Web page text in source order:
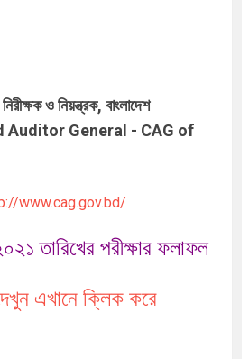
ও নিয়ন্ত্রক, বাংলাদেশ
Auditor General - CAG of
www.cag.gov.bd/
তারিখের পরীক্ষার ফলাফল
এখানে ক্লিক করে